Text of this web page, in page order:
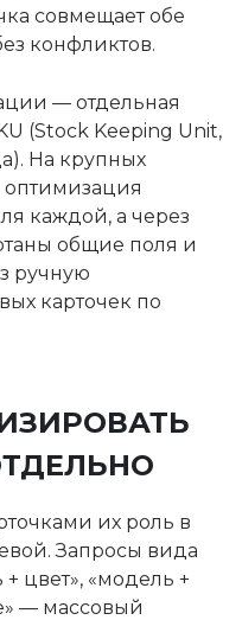
совмещает обе
конфликтов.
— отдельная
(Stock Keeping Unit,
На крупных
оптимизация
каждой, а через
общие поля и
ручную
карточек по
их роль в
Запросы вида
цвет», «модель +
— массовый